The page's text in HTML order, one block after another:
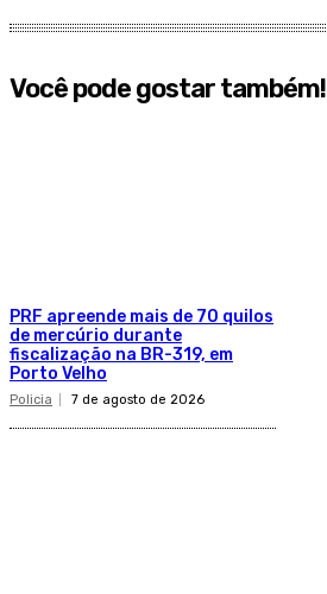
Você pode gostar também!
PRF apreende mais de 70 quilos
de mercúrio durante
fiscalização na BR-319, em
Porto Velho
Policia 7 de agosto de 2026